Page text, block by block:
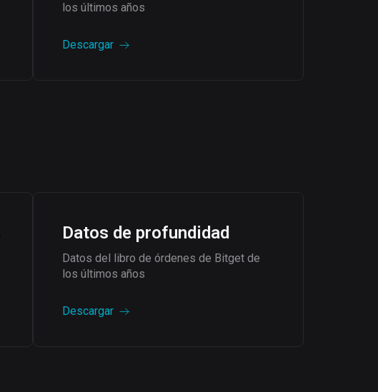
los últimos años
Descargar
Datos de profundidad
Datos del libro de órdenes de Bitget de
los últimos años
Descargar